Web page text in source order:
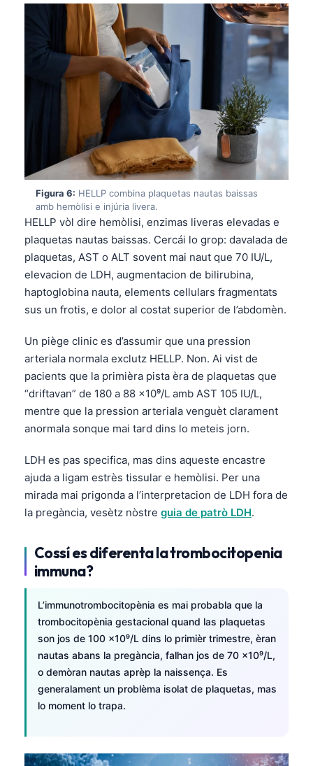
Figura 6: HELLP combina plaquetas nautas baissas
amb hemòlisi e injúria livera.
HELLP vòl dire hemòlisi, enzimas liveras elevadas e
plaquetas nautas baissas. Cercái lo grop: davalada de
plaquetas, AST o ALT sovent mai naut que 70 IU/L,
elevacion de LDH, augmentacion de bilirubina,
haptoglobina nauta, elements cellulars fragmentats
sus un frotis, e dolor al costat superior de l’abdomèn.
Un piège clinic es d’assumir que una pression
arteriala normala exclutz HELLP. Non. Ai vist de
pacients que la primièra pista èra de plaquetas que
“driftavan” de 180 a 88 ×10⁹/L amb AST 105 IU/L,
mentre que la pression arteriala venguèt clarament
anormala sonque mai tard dins lo meteis jorn.
LDH es pas specifica, mas dins aqueste encastre
ajuda a ligam estrès tissular e hemòlisi. Per una
mirada mai prigonda a l’interpretacion de LDH fora de
la pregància, vesètz nòstre guia de patrò LDH.
Cossí es diferenta la trombocitopenia
immuna?
L’immunotrombocitopènia es mai probabla que la
trombocitopènia gestacional quand las plaquetas
son jos de 100 ×10⁹/L dins lo primièr trimestre, èran
nautas abans la pregància, falhan jos de 70 ×10⁹/L,
o demòran nautas aprèp la naissença. Es
generalament un problèma isolat de plaquetas, mas
lo moment lo trapa.
অসমীয়া
Galego
Latviešu valoda
Македонски јазик
Gàidhlig
Afrikaans
Монгол
ພາສາລາວ
Cebuano
ئۇيغۇرچە
Кыргызча
Татар теле
Esperanto
Frysk
Ślōnskŏ gŏdka
Norsk bokmål